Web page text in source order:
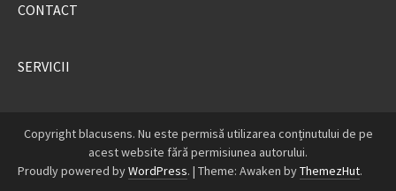
CONTACT
SERVICII
Copyright blacusens. Nu este permisă utilizarea conținutului de pe
acest website fără permisiunea autorului.
Proudly powered byWordPress. | Theme: Awaken byThemezHut.